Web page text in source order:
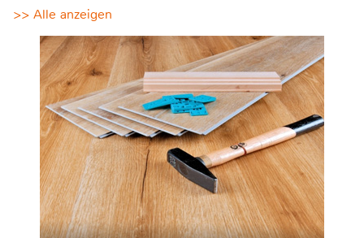
>> Alle anzeigen